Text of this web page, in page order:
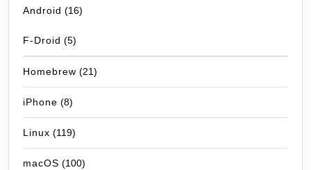
Android (16)
F-Droid (5)
Homebrew (21)
iPhone (8)
Linux (119)
macOS (100)